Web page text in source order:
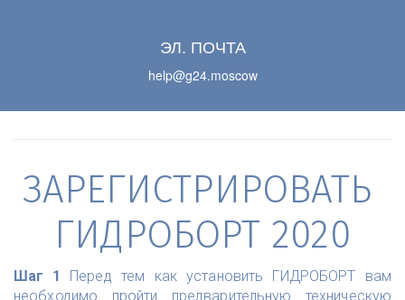
ЭЛ. ПОЧТА
help@g24.moscow
ЗАРЕГИСТРИРОВАТЬ
ГИДРОБОРТ 2020
Шаг 1 Перед тем как установить ГИДРОБОРТ вам
необходимо пройти предварительную техническую